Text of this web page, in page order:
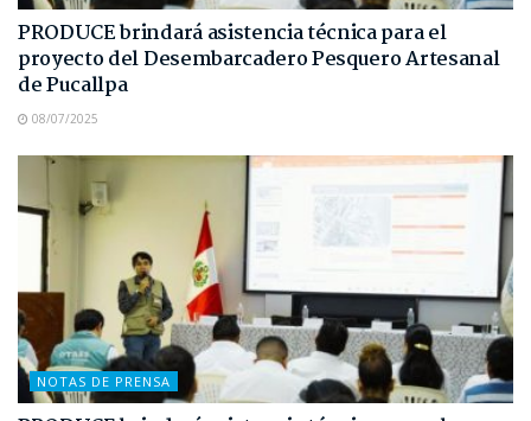
PRODUCE brindará asistencia técnica para el
proyecto del Desembarcadero Pesquero Artesanal
de Pucallpa
08/07/2025
NOTAS DE PRENSA